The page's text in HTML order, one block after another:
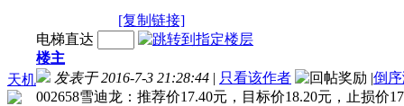
[复制链接]
天机
电梯直达
楼主
发表于 2016-7-3 21:28:44 | 只看该作者 |倒
002658雪迪龙：推荐价17.40元，目标价18.20元，止损价